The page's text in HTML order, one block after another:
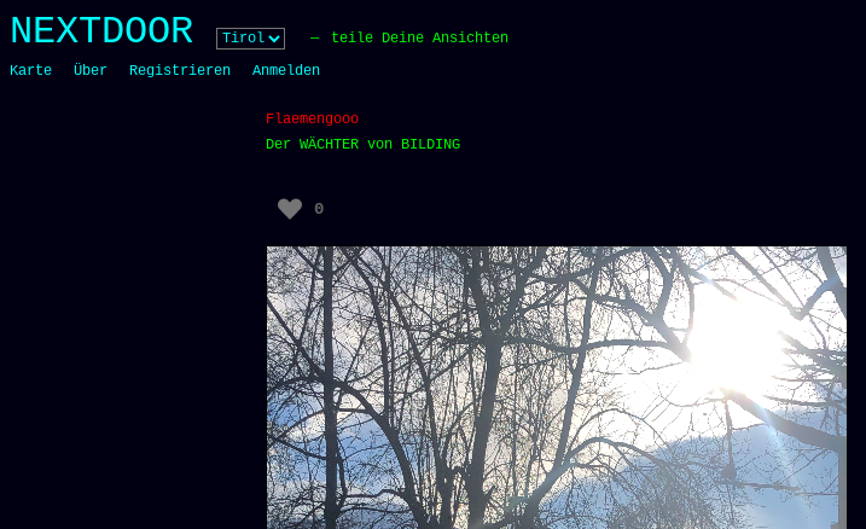
content
NEXTDOOR
teile Deine Ansichten
Karte
Über Registrieren Anmelden
Flaemengooo
Der WÄCHTER von BILDING
0